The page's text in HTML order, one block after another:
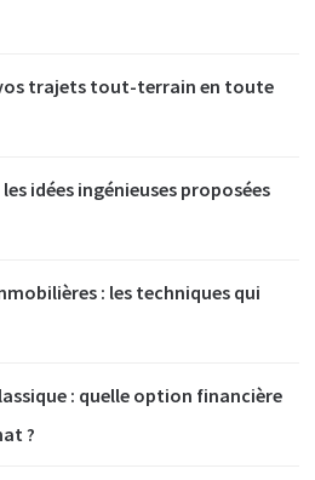
trajets tout-terrain en toute
idées ingénieuses proposées
: les techniques qui
: quelle option financière
?